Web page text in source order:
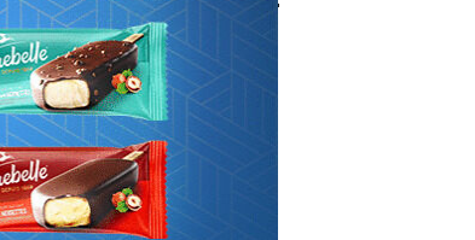
du projet de loi
géologiques, les
dessus du périmètre de